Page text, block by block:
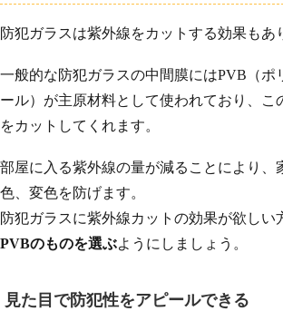
防犯ガラスは紫外線をカットする効果もあ
一般的な防犯ガラスの中間膜にはPVB（ポ
ール）が主原材料として使われており、こ
をカットしてくれます。
部屋に入る紫外線の量が減ることにより、
色、変色を防げます。
防犯ガラスに紫外線カットの効果が欲しい
PVBのものを選ぶようにしましょう。
見た目で防犯性をアピールできる